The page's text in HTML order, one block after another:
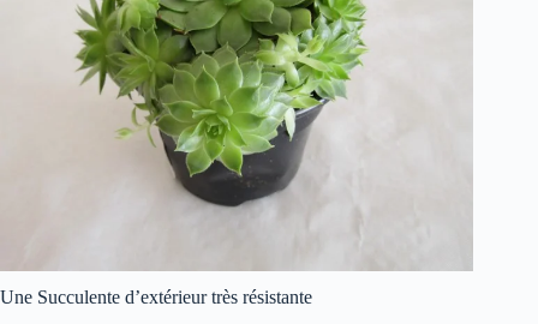
Une Succulente d’extérieur très résistante